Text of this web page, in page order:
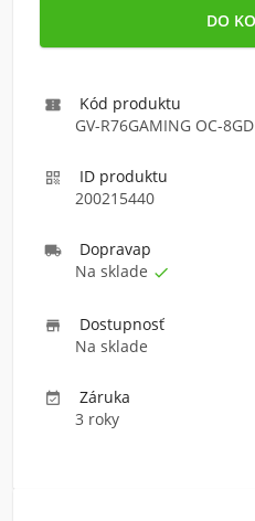

Kód produktu
GV-R76GAMING OC-8GD

ID produktu
200215440
 Dopravap
Na sklade 

Dostupnosť
Na sklade

Záruka
3 roky